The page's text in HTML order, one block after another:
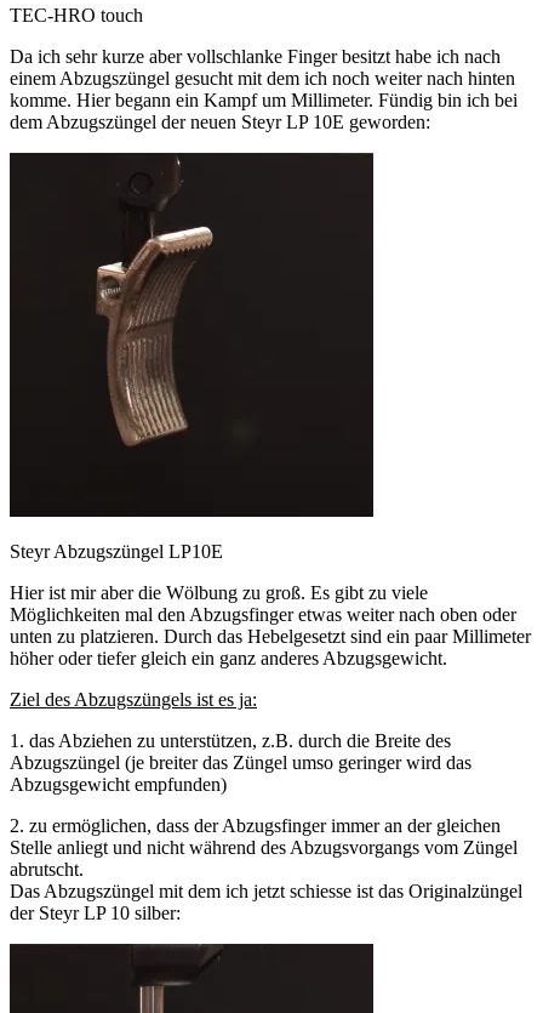
TEC-HRO touch
Da ich sehr kurze aber vollschlanke Finger besitzt habe ich nach
einem Abzugszüngel gesucht mit dem ich noch weiter nach hinten
komme. Hier begann ein Kampf um Millimeter. Fündig bin ich bei
dem Abzugszüngel der neuen Steyr LP 10E geworden:
Steyr Abzugszüngel LP10E
Hier ist mir aber die Wölbung zu groß. Es gibt zu viele
Möglichkeiten mal den Abzugsfinger etwas weiter nach oben oder
unten zu platzieren. Durch das Hebelgesetzt sind ein paar Millimeter
höher oder tiefer gleich ein ganz anderes Abzugsgewicht.
Ziel des Abzugszüngels ist es ja:
1. das Abziehen zu unterstützen, z.B. durch die Breite des
Abzugszüngel (je breiter das Züngel umso geringer wird das
Abzugsgewicht empfunden)
2. zu ermöglichen, dass der Abzugsfinger immer an der gleichen
Stelle anliegt und nicht während des Abzugsvorgangs vom Züngel
abrutscht.
Das Abzugszüngel mit dem ich jetzt schiesse ist das Originalzüngel
der Steyr LP 10 silber: